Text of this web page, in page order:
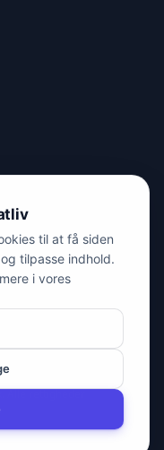
Alle rettigheder
til at få siden
tilpasse indhold.
i vores